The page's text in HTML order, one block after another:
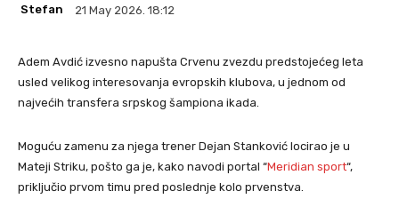
Stefan 21 May 2026. 18:12
Adem Avdić izvesno napušta Crvenu zvezdu predstojećeg leta
usled velikog interesovanja evropskih klubova, u jednom od
najvećih transfera srpskog šampiona ikada.
Moguću zamenu za njega trener Dejan Stanković locirao je u
Mateji Striku, pošto ga je, kako navodi portal “Meridian sport“,
priključio prvom timu pred poslednje kolo prvenstva.